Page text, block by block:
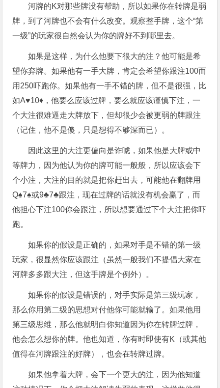
河牌的K对那些牌没有帮助，所以如果你在转牌是弱
牌，到了河牌也不会有什么改变。观察整手牌，这个“第
一级”的玩家很自然会认为你的牌好不到哪里去。
如果是这样，为什么他要下很大的注？他可能是希
望你弃牌。如果他有一手大牌，肯定会希望你跟注100而
用250吓跑你。如果他有一手不错的牌，但不是很强，比
如A♥10♦，他要么应该过牌，要么就应该谨慎下注，一
个大注很难逼走大牌放下，但却很少会被更弱的牌跟注
（记住，他不是傻，只是想得不够深而已）。
因此这里的大注更偏向是诈唬，如果他是大牌或中
等牌力，因为他认为你的牌可能一般般，所以应该会下
个小注，大注的目的就是把你赶出去，可能他在翻牌用
Q♠7♠或9♣7♣跟注，现在过牌的话就没有机会赢了，而
他担心下注100你会跟注，所以想要通过下个大注把你吓
跑。
如果你的假设是正确的，如果对手是不错的第一级
玩家，很显然你应该跟注（虽然一般我们不提倡大家在
河牌多多跟大注，但这手牌是个例外）。
如果你的假设是错误的，对手实际是第三级玩家，
那么你用第二级的思想对付他你可能就输了。如果他用
第三级思维，那么他就明白你知道因为你在转牌过牌，
他会怎么想你的牌。他也知道，你有时即使有K（或其他
值得在河牌跟注的好牌），也会在转牌过牌。
如果他拿着大牌，会下一个更大的注，因为他知道